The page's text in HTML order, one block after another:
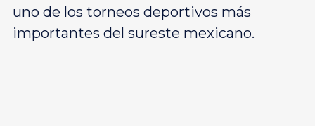
uno de los torneos deportivos más
importantes del sureste mexicano.